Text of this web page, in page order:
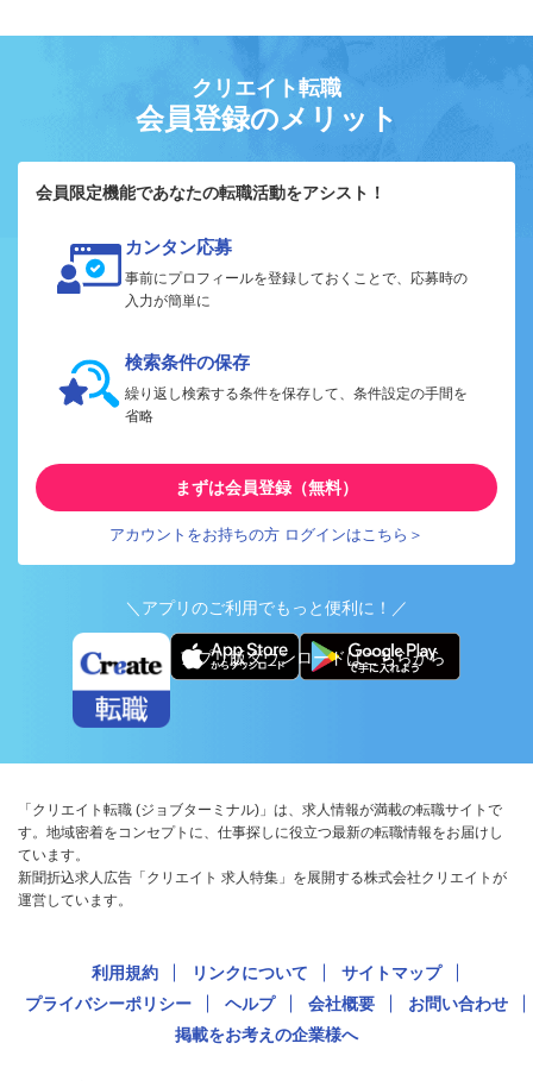
クリエイト転職
会員登録のメリット
会員限定機能であなたの転職活動をアシスト！
カンタン応募
事前にプロフィールを登録しておくことで、応募時の
入力が簡単に
検索条件の保存
繰り返し検索する条件を保存して、条件設定の手間を
省略
まずは会員登録（無料）
アカウントをお持ちの方 ログインはこちら＞
＼アプリのご利用でもっと便利に！／
アプリ版ダウンロードはこちらから
「クリエイト転職 (ジョブターミナル)」は、求人情報が満載の転職サイトで
す。地域密着をコンセプトに、仕事探しに役立つ最新の転職情報をお届けし
ています。
新聞折込求人広告「クリエイト 求人特集」を展開する株式会社クリエイトが
運営しています。
利用規約 リンクについて
サイトマップ
プライバシーポリシー
ヘルプ 会社概要
お問い合わせ
掲載をお考えの企業様へ